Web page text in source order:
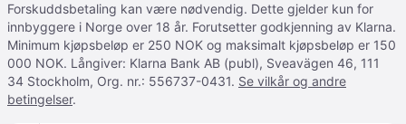
Forskuddsbetaling kan være nødvendig. Dette gjelder kun for
innbyggere i Norge over 18 år. Forutsetter godkjenning av Klarna.
Minimum kjøpsbeløp er 250 NOK og maksimalt kjøpsbeløp er 150
000 NOK. Långiver: Klarna Bank AB (publ), Sveavägen 46, 111
34 Stockholm, Org. nr.: 556737-0431. Se vilkår og andre
betingelser.